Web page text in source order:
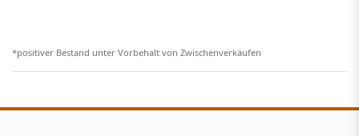
*positiver Bestand unter Vorbehalt von Zwischenverkäufen